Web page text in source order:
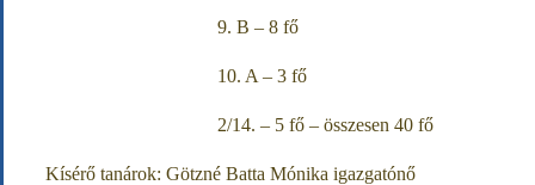
9. B – 8 fő
10. A – 3 fő
2/14. – 5 fő – összesen 40 fő
Kísérő tanárok: Götzné Batta Mónika igazgatónő